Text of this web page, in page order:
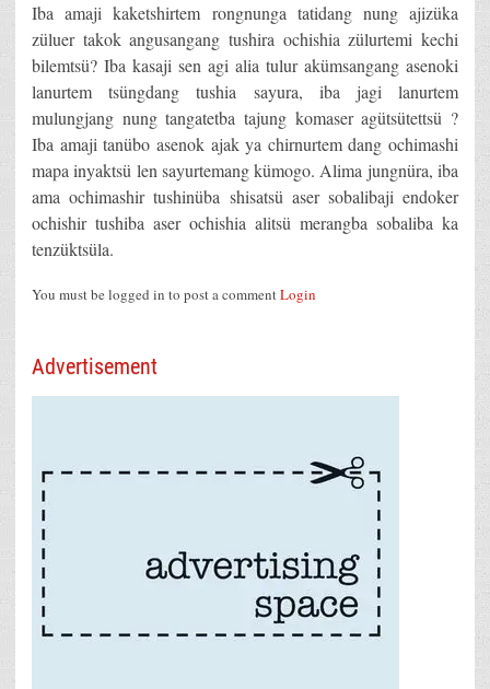
Iba amaji kaketshirtem rongnunga tatidang nung ajizüka
züluer takok angusangang tushira ochishia zülurtemi kechi
bilemtsü? Iba kasaji sen agi alia tulur akümsangang asenoki
lanurtem tsüngdang tushia sayura, iba jagi lanurtem
mulungjang nung tangatetba tajung komaser agütsütettsü ?
Iba amaji tanübo asenok ajak ya chirnurtem dang ochimashi
mapa inyaktsü len sayurtemang kümogo. Alima jungnüra, iba
ama ochimashir tushinüba shisatsü aser sobalibaji endoker
ochishir tushiba aser ochishia alitsü merangba sobaliba ka
tenzüktsüla.
You must be logged in to post a commentLogin
Advertisement